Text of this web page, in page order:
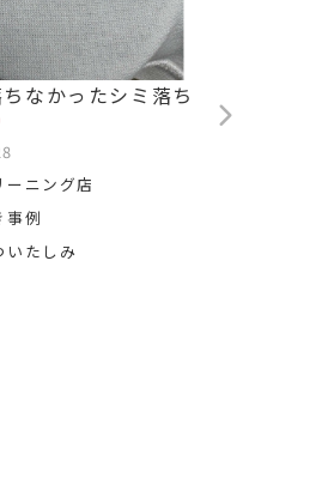
なかったシミ落ち
ニング店
事例
いたしみ